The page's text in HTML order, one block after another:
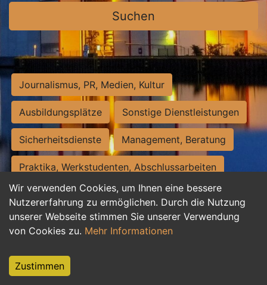
Wir verwenden Cookies, um Ihnen eine bessere
Nutzererfahrung zu ermöglichen. Durch die Nutzung
unserer Webseite stimmen Sie unserer Verwendung
von Cookies zu. Mehr Informationen
Zustimmen
Suchen
Journalismus, PR, Medien, Kultur
Ausbildungsplätze Sonstige Dienstleistungen
Sicherheitsdienste Management, Beratung
Praktika, Werkstudenten, Abschlussarbeiten
Personalwesen Assistenz, Sekretariat
Hilfskräfte, Aushilfs- und Nebenjobs
Weiterbildung, Studium, duale Ausbildung